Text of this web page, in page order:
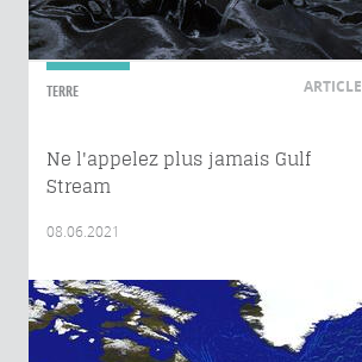
TERRE ARTICLE
Ne l'appelez plus jamais Gulf
Stream
08.06.2021